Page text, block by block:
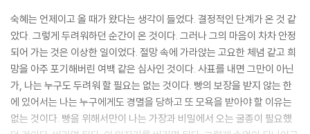
숙혜는 언제이고 올 때가 왔다는 생각이 들었다. 결정적인 단계가 온 것 같
았다. 그렇게 두려워하던 순간이 온 것이다. 그러나 그의 마음이 차차 안정
되어 가는 것은 이상한 일이었다. 절망 속에 가라앉는 고요한 체념 같고 희
망을 아주 포기해버린 여백 같은 심사인 것이다. 사표를 내면 그만이 아닌
가, 나는 누구도 두려워 할 필요는 없는 것이다. 빵의 보장을 받지 않는 한
에 있어서는 나는 누구에게도 경멸을 당하고 또 모욕을 받아야 할 이유는
없는 것이다. 빵을 위해서만이 나는 가장과 비밀에서 오는 굴종이 필요했